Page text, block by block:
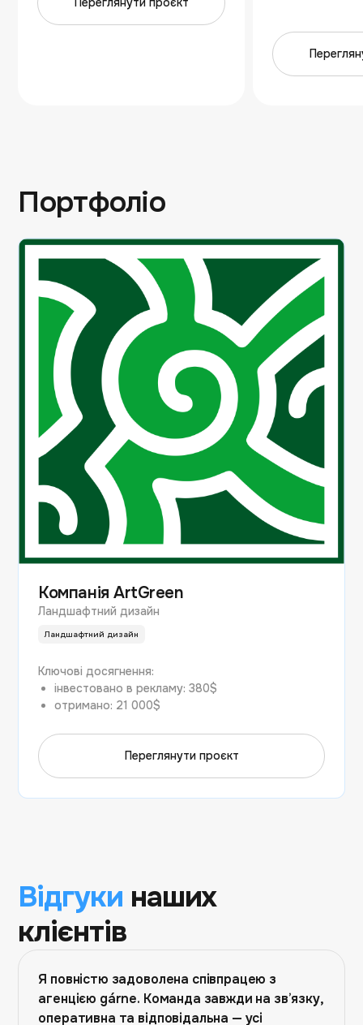
Портфоліо
Компанія ArtGreen
Ландшафтний дизайн
Ландшафтний дизайн
Ключові досягнення:
інвестовано в рекламу: 380$
отримано: 21 000$
Переглянути проєкт
Відгуки наших
клієнтів
Я повністю задоволена співпрацею з
агенцією gárne. Команда завжди на зв’язку,
оперативна та відповідальна — усі